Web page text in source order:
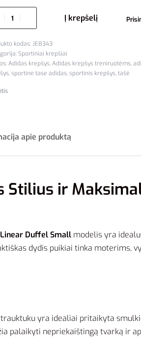
Į krepšelį
JE8343
Sportiniai krepšiai
Adidas krepšys,Adidas krepšys treniruotėms,
,sportine tase adidas,sportinis krepšys,tašė
apie produktą
Stilius ir
Linear Duffel Small modelis yra
dydis puikiai tinka moterims,
yra idealiai pritaikyta
palaikyti nepriekaištingą tvarką ir